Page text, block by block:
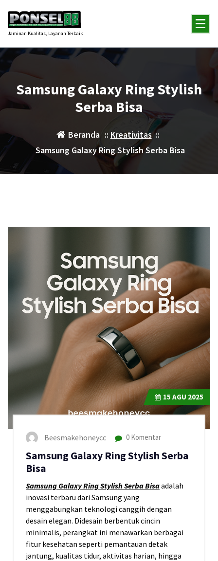
konten
Jaminan Kualitas, Layanan Terbaik
Samsung Galaxy Ring Stylish
Serba Bisa
Beranda :: Kreativitas::
Samsung Galaxy Ring Stylish Serba Bisa
15 AGU 2025
Beesmakehoneycc 0 Komentar
Samsung Galaxy Ring Stylish Serba
Bisa
Samsung Galaxy Ring Stylish Serba Bisaadalah
inovasi terbaru dari Samsung yang
menggabungkan teknologi canggih dengan
desain elegan. Didesain berbentuk cincin
minimalis, perangkat ini menawarkan berbagai
fitur kesehatan seperti pemantauan detak
jantung, kualitas tidur, aktivitas harian, hingga